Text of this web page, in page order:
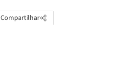
Compartilhar